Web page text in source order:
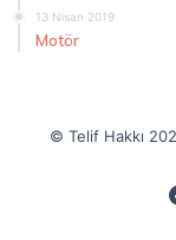
13 Nisan 2019
Motör
© Telif Hakkı